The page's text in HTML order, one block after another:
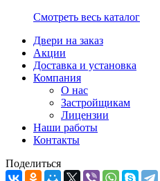
Смотреть весь каталог
Двери на заказ
Акции
Доставка и установка
Компания
О нас
Застройщикам
Лицензии
Наши работы
Контакты
Поделиться